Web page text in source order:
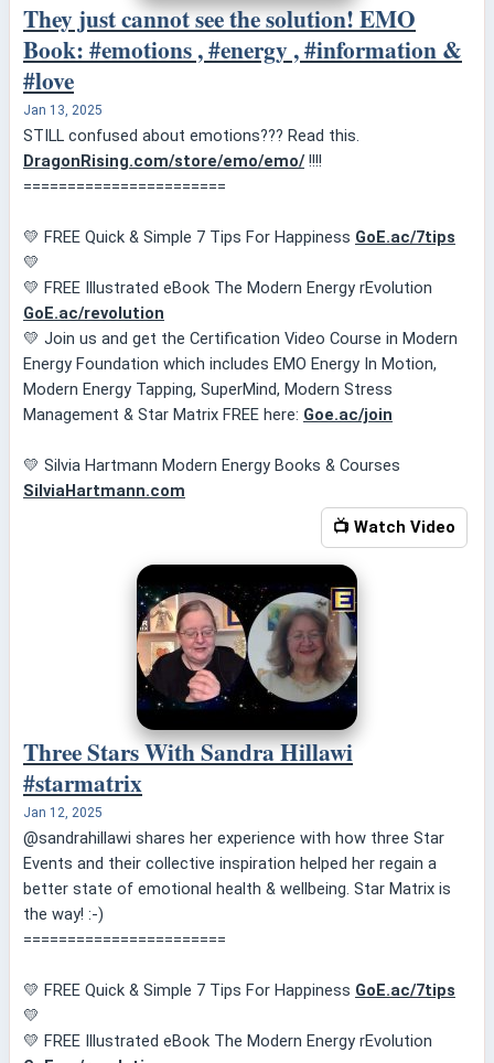
They just cannot see the solution! EMO
Book: #emotions , #energy , #information &
#love
Jan 13, 2025
STILL confused about emotions??? Read this.
DragonRising.com/store/emo/emo/!!!!
=======================
💛 FREE Quick & Simple 7 Tips For Happiness GoE.ac/7tips
💛
💛 FREE Illustrated eBook The Modern Energy rEvolution
GoE.ac/revolution
💛 Join us and get the Certification Video Course in Modern
Energy Foundation which includes EMO Energy In Motion,
Modern Energy Tapping, SuperMind, Modern Stress
Management & Star Matrix FREE here: Goe.ac/join
💛 Silvia Hartmann Modern Energy Books & Courses
SilviaHartmann.com
📺 Watch Video
Three Stars With Sandra Hillawi
#starmatrix
Jan 12, 2025
@sandrahillawi shares her experience with how three Star
Events and their collective inspiration helped her regain a
better state of emotional health & wellbeing. Star Matrix is
the way! :-)
=======================
💛 FREE Quick & Simple 7 Tips For Happiness GoE.ac/7tips
💛
💛 FREE Illustrated eBook The Modern Energy rEvolution